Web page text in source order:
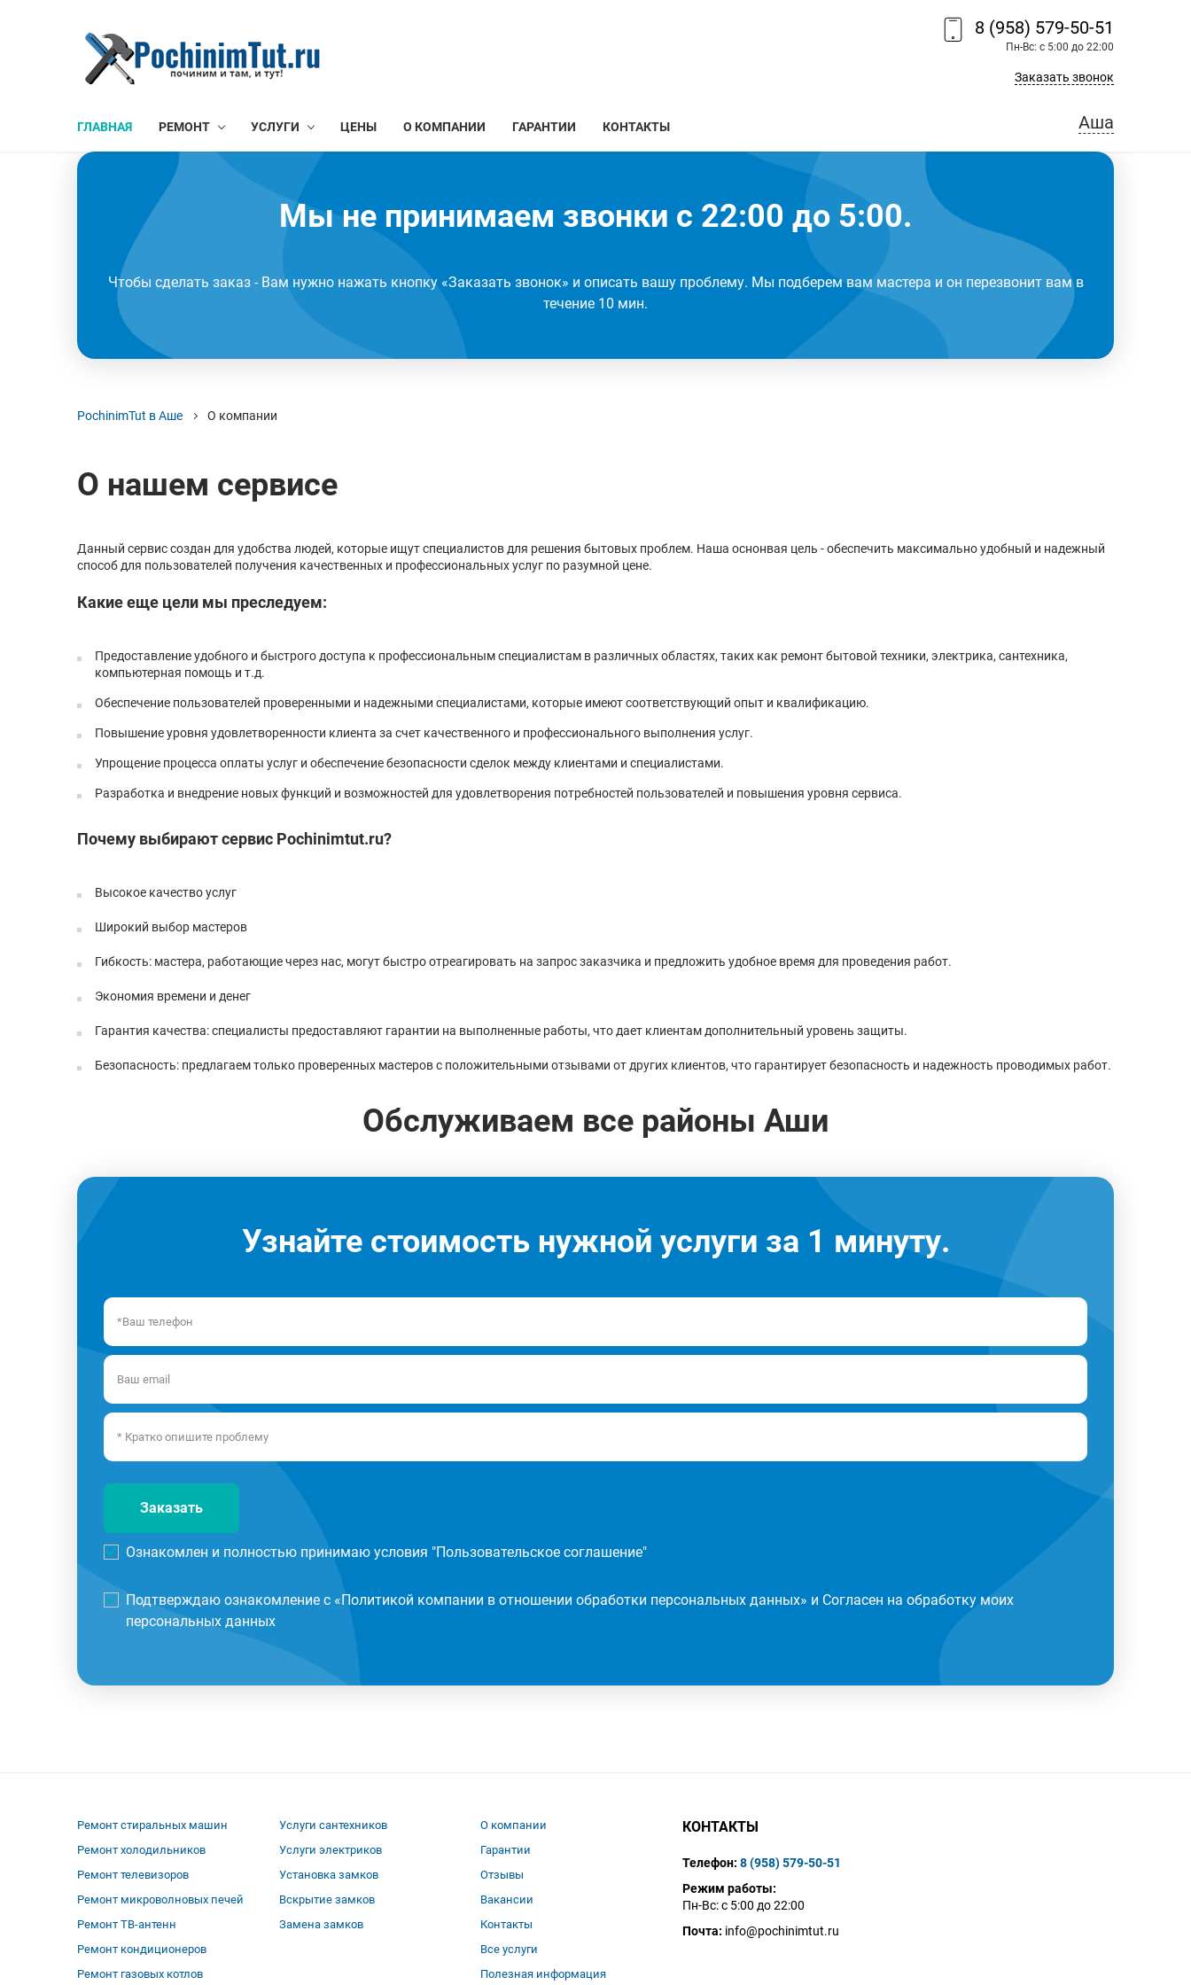
8 (958) 579-50-51
Пн-Вс: с 5:00 до 22:00
Заказать звонок
ГЛАВНАЯ РЕМОНТ УСЛУГИ ЦЕНЫ О КОМПАНИИ ГАРАНТИИ КОНТАКТЫ Аша
Мы не принимаем звонки с 22:00 до 5:00.
Чтобы сделать заказ - Вам нужно нажать кнопку «Заказать звонок» и описать вашу проблему. Мы подберем вам мастера и он перезвонит вам в
течение 10 мин.
PochinimTut в Аше О компании
О нашем сервисе
Данный сервис создан для удобства людей, которые ищут специалистов для решения бытовых проблем. Наша оснонвая цель - обеспечить максимально удобный и надежный
способ для пользователей получения качественных и профессиональных услуг по разумной цене.
Какие еще цели мы преследуем:
Предоставление удобного и быстрого доступа к профессиональным специалистам в различных областях, таких как ремонт бытовой техники, электрика, сантехника,
компьютерная помощь и т.д.
Обеспечение пользователей проверенными и надежными специалистами, которые имеют соответствующий опыт и квалификацию.
Повышение уровня удовлетворенности клиента за счет качественного и профессионального выполнения услуг.
Упрощение процесса оплаты услуг и обеспечение безопасности сделок между клиентами и специалистами.
Разработка и внедрение новых функций и возможностей для удовлетворения потребностей пользователей и повышения уровня сервиса.
Почему выбирают сервис Pochinimtut.ru?
Высокое качество услуг
Широкий выбор мастеров
Гибкость: мастера, работающие через нас, могут быстро отреагировать на запрос заказчика и предложить удобное время для проведения работ.
Экономия времени и денег
Гарантия качества: специалисты предоставляют гарантии на выполненные работы, что дает клиентам дополнительный уровень защиты.
Безопасность: предлагаем только проверенных мастеров с положительными отзывами от других клиентов, что гарантирует безопасность и надежность проводимых работ.
Обслуживаем все районы Аши
Узнайте стоимость нужной услуги за 1 минуту.
Заказать
Ознакомлен и полностью принимаю условия "Пользовательское соглашение"
Подтверждаю ознакомление с «Политикой компании в отношении обработки персональных данных» и Согласен на обработку моих
персональных данных
Ремонт стиральных машин
Ремонт холодильников
Ремонт телевизоров
Ремонт микроволновых печей
Ремонт ТВ-антенн
Ремонт кондиционеров
Ремонт газовых котлов
Услуги сантехников
Услуги электриков
Установка замков
Вскрытие замков
Замена замков
О компании
Гарантии
Отзывы
Вакансии
Контакты
Все услуги
Полезная информация
КОНТАКТЫ
Телефон: 8 (958) 579-50-51
Режим работы:
Пн-Вс: с 5:00 до 22:00
Почта: info@pochinimtut.ru